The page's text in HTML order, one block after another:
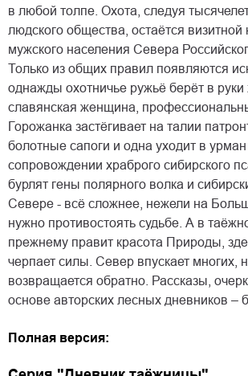
в любой толпе. Охота, следуя
людского общества, остаётся визитной
мужского населения Севера
Только из общих правил появляются
однажды охотничье ружьё берёт в руки
славянская женщина,
Горожанка застёгивает на талии
болотные сапоги и одна уходит в урман
сопровождении храброго сибирского
бурлят гены полярного волка и
Севере - всё сложнее, нежели на
нужно противостоять судьбе. А в
прежнему правит красота Природы,
черпает силы. Север впускает многих,
возвращается обратно. Рассказы,
основе авторских лесных дневников –
Полная версия: